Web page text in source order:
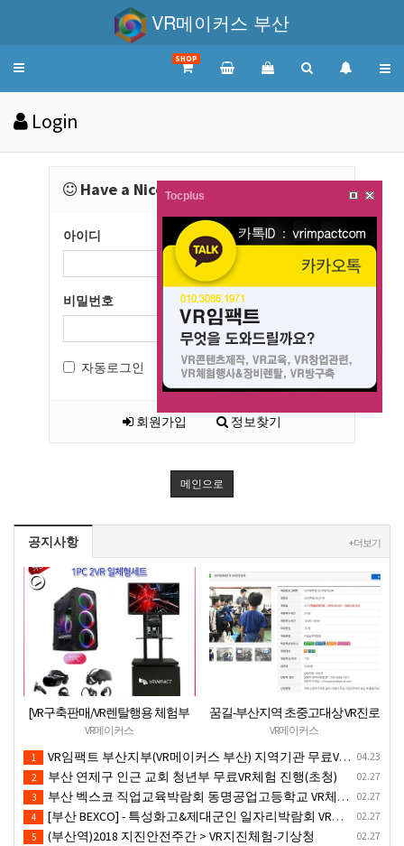
VR메이커스 부산
Toggle
SHOP
Login
Have a Nice Day!
아이디
비밀번호
자동로그인 로그인
회원가입 정보찾기
메인으로
공지사항 + 더보기
[VR구축판매/VR렌탈행용 체험부
스][신제품](가성비최고) 1PC 2VR
일체형행사부스 세트(1부스-2인
따로 게임진행)
VR메이커스
꿈길-부산지역 초중고대상 VR진로
직업체험 + VR안전교육 프로그램
운영공고
VR메이커스
04.23
1 VR임팩트 부산지부(VR메이커스 부산) 지역기관 무료VR체험서비스 제공
02.27
2 부산 연제구 인근 교회 청년부 무료VR체험 진행(초청)
02.27
3 부산 벡스코 직업교육박람회 동명공업고등학교 VR체험존
02.27
4 [부산 BEXCO] - 특성화고&제대군인 일자리박람회 VR체험부스운영(18.10.17)-VR행사
02.27
5 (부산역)2018 지진안전주간 > VR지진체험-기상청
Tocplus